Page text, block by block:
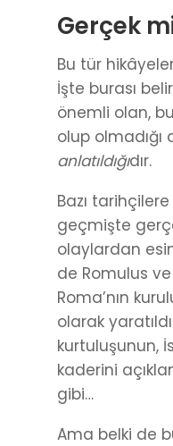
Gerçek
Bu tür
İşte burası
önemli olan,
olup olmadığı
anlatıldığıdır.
Bazı
geçmişte
olaylardan
de Romulus
Roma’nın
olarak yaratıldı.
kurtuluşunun,
kaderini
gibi…
Ama belki de